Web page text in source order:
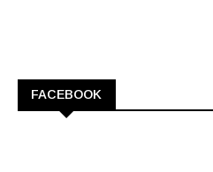
FACEBOOK